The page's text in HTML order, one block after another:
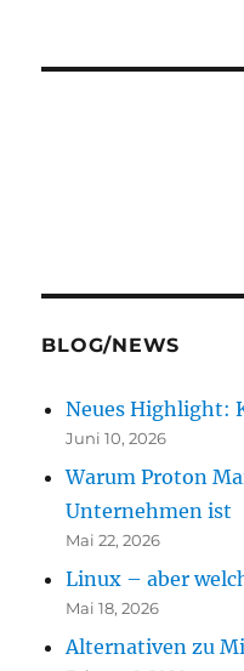
BLOG/NEWS
Neues Highlight:
Juni 10, 2026
Warum Proton
Unternehmen ist
Mai 22, 2026
Linux – aber
Mai 18, 2026
Alternativen zu